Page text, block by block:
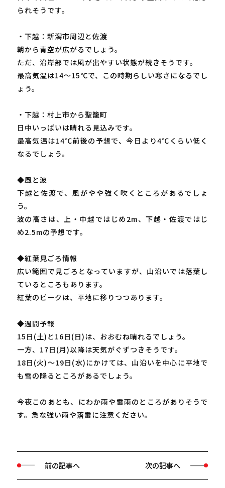
られそうです。
・下越：新潟市周辺と佐渡
朝から青空が広がるでしょう。
ただ、沿岸部では風が出やすい状態が続きそうです。
最高気温は14～15℃で、この時期らしい寒さになるでし
ょう。
・下越：村上市から聖籠町
日中いっぱいは晴れる見込みです。
最高気温は14℃前後の予想で、今日より4℃くらい低く
なるでしょう。
◆風と波
下越と佐渡で、風がやや強く吹くところがあるでしょ
う。
波の高さは、上・中越ではじめ2m、下越・佐渡ではじ
め2.5mの予想です。
◆紅葉見ごろ情報
広い範囲で見ごろとなっていますが、山沿いでは落葉し
ているところもあります。
紅葉のピークは、平地に移りつつあります。
◆週間予報
15日(土)と16日(日)は、おおむね晴れるでしょう。
一方、17日(月)以降は天気がぐずつきそうです。
18日(火)～19日(水)にかけては、山沿いを中心に平地で
も雪の降るところがあるでしょう。
今夜このあとも、にわか雨や雷雨のところがありそうで
す。急な強い雨や落雷に注意ください。
前の記事へ 次の記事へ